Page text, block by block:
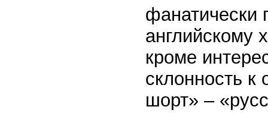
фанатически
английскому
кроме
склонность к
шорт» –